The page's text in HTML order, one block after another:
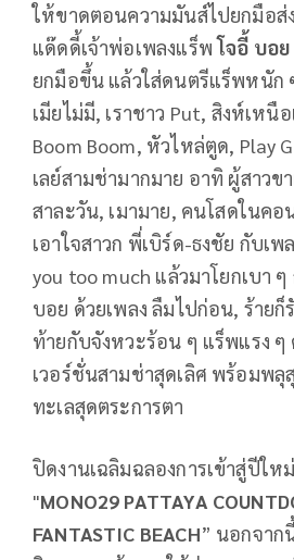
ให้ขาดตอนความมันส์ไปยกมือส่
แด๊ดดี้เจ้าพ่อเพลงแร็พโจอี้ บอย
ยกมือขึ้น แล้วใส่ดนตรีแร็พหนัก
เมียไม่มี, เราชาว Put, สิงห์เหนื
Boom Boom, หัวไหล่ตูด, Play
เลย์สามช่ามากมาย อาทิ ผู้สาวขา
สาละวัน, เมามาย, คนโสดในคอ
เอาใจสาวก พี่เบิร์ด-ธงชัย กับเ
you too much แล้วมาโยกเบา
บอย ด้วยเพลง ลืมไปก่อน, ร้ายก็
ท้ายกับจังหวะร้อน ๆ แร็พแรง ๆ
เวอร์ชั่นสามช่าสุดเลิศ พร้อมพลุ
ทะเลสุดตระการตา
ปิดงานเฉลิมฉลองการเข้าสู่ปีใ
"MONO29 PATTAYA
FANTASTIC BEACH” นอกจาก